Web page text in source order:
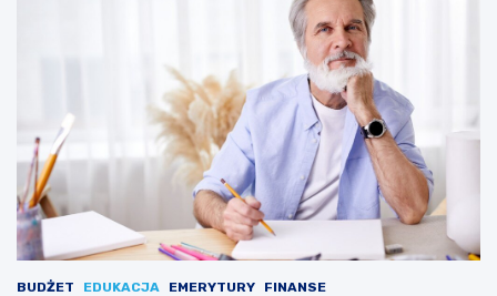
BUDŻET EDUKACJA EMERYTURY FINANSE